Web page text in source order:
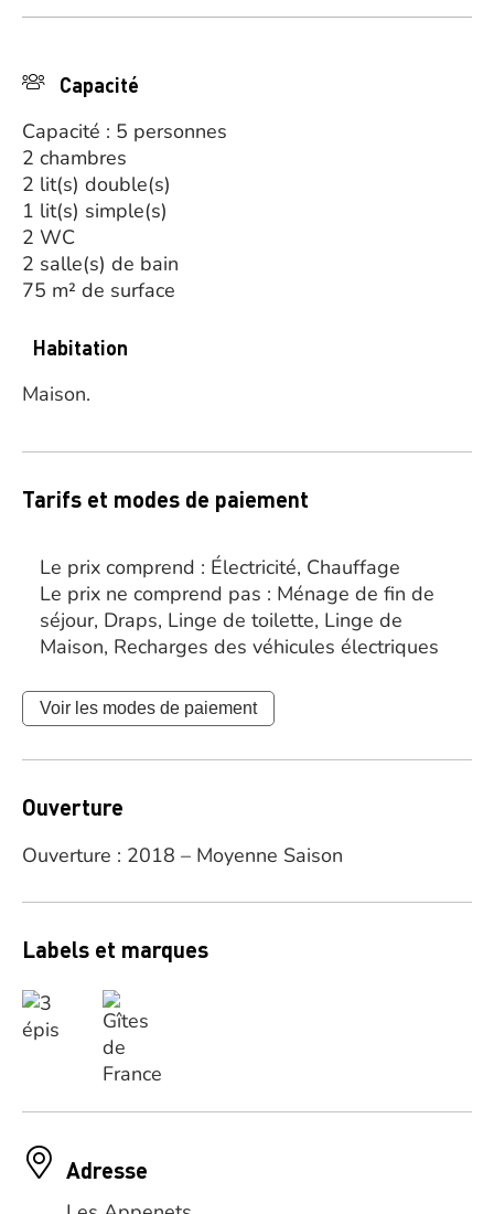
Capacité
Capacité : 5 personnes
2 chambres
2 lit(s) double(s)
1 lit(s) simple(s)
2 WC
2 salle(s) de bain
75 m² de surface
Habitation
Maison.
Tarifs et modes de paiement
Le prix comprend : Électricité, Chauffage
Le prix ne comprend pas : Ménage de fin de
séjour, Draps, Linge de toilette, Linge de
Maison, Recharges des véhicules électriques
Voir les modes de paiement
Ouverture
Ouverture : 2018 – Moyenne Saison
Labels et marques
Adresse